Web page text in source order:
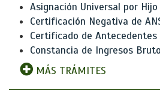
Asignación Universal por Hijo
Certificación Negativa de
Certificado de Antecedentes
Constancia de Ingresos
MÁS TRÁMITES